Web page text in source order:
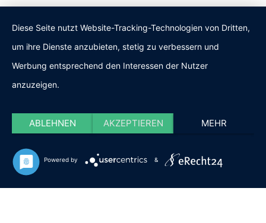
Diese Seite nutzt Website-Tracking-Technologien von Dritten,
um ihre Dienste anzubieten, stetig zu verbessern und
Werbung entsprechend den Interessen der Nutzer
anzuzeigen.
ABLEHNEN AKZEPTIEREN MEHR
Powered by &